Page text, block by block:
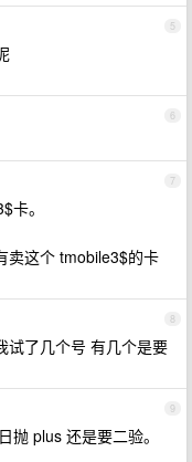
5
6
7
卡。
卖这个 tmobile3$的卡
8
试了几个号 有几个是要
9
抛 plus 还是要二验。